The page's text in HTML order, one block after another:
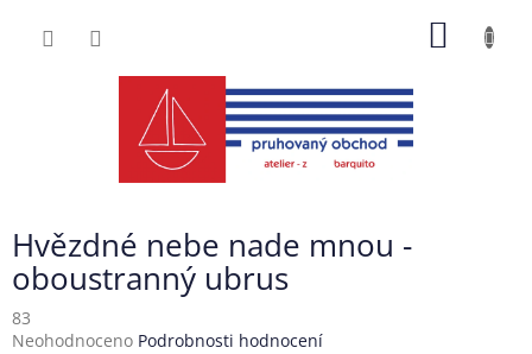
Hvězdné nebe nade mnou -
oboustranný ubrus
83
Průměrné
Neohodnoceno Podrobnosti hodnocení